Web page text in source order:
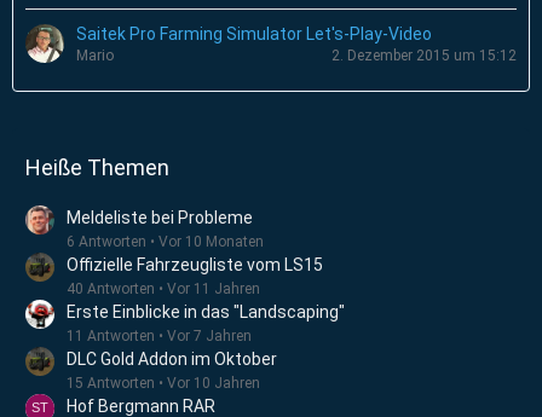
Saitek Pro Farming Simulator Let's-Play-Video
Mario 2. Dezember 2015 um 15:12
Heiße Themen
Meldeliste bei Probleme
6 Antworten Vor 10 Monaten
Offizielle Fahrzeugliste vom LS15
40 Antworten Vor 11 Jahren
Erste Einblicke in das "Landscaping"
11 Antworten Vor 7 Jahren
DLC Gold Addon im Oktober
15 Antworten Vor 10 Jahren
Hof Bergmann RAR